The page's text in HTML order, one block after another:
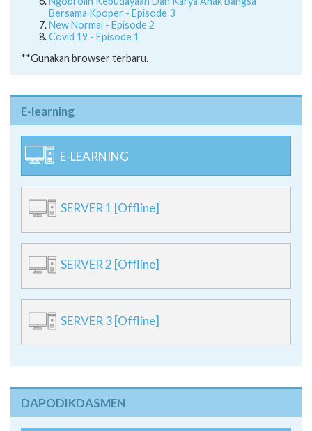
Bersama Kpoper - Episode 3
New Normal - Episode 2
Covid 19 - Episode 1
**Gunakan browser terbaru.
E-learning
E-LEARNING
SERVER 1 [Offline]
SERVER 2 [Offline]
SERVER 3 [Offline]
DAPODIKDASMEN